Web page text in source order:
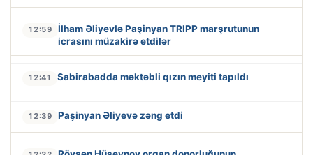
12:59
İlham Əliyevlə Paşinyan TRIPP marşrutunun
icrasını müzakirə etdilər
12:41 Sabirabadda məktəbli qızın meyiti tapıldı
12:39 Paşinyan Əliyevə zəng etdi